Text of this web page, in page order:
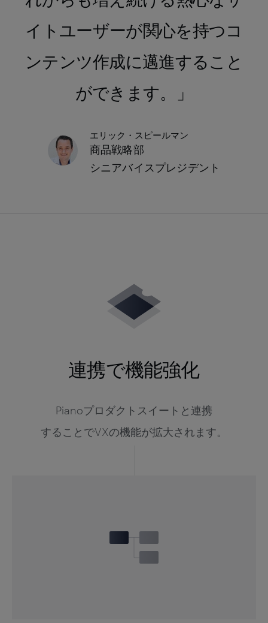
イトユーザーが関心を持つコ
ンテンツ作成に邁進すること
ができます。
エリック・スピールマン
商品戦略部
シニアバイスプレジデント
連携で機能強化
Pianoプロダクト スイート と連携
することでVXの機能が拡大されます。